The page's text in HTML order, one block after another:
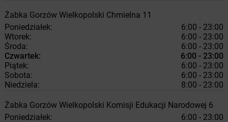
Żabka Gorzów Wielkopolski Chmielna 11
Poniedziałek:
6:00 - 23:00
Wtorek:
6:00 - 23:00
Środa:
6:00 - 23:00
Czwartek:
6:00 - 23:00
Piątek:
6:00 - 23:00
Sobota:
6:00 - 23:00
Niedziela:
8:00 - 23:00
Żabka Gorzów Wielkopolski Komisji Edukacji Narodowej 6
Poniedziałek:
6:00 - 23:00